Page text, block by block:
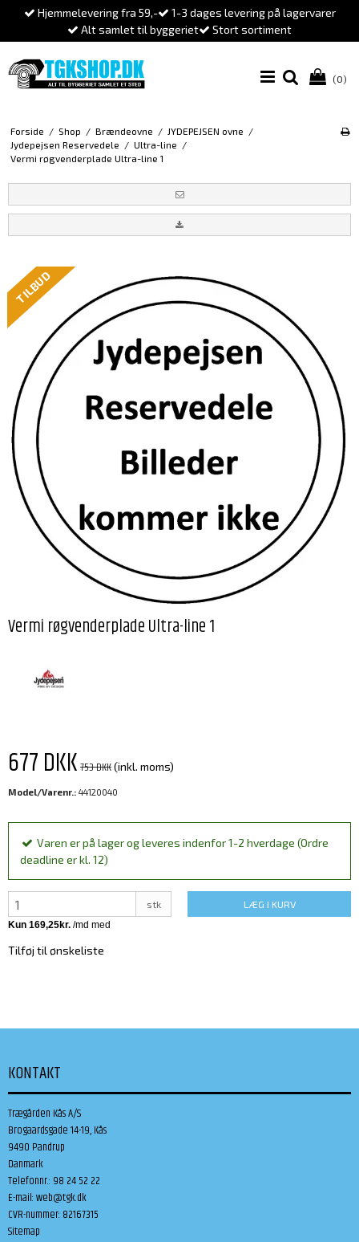
Hjemmelevering fra 59,-
1-3 dages levering på lagervarer
Alt samlet til byggeriet
Stort sortiment
(0)
Forside / Shop / Brændeovne / JYDEPEJSEN ovne /
Jydepejsen Reservedele / Ultra-line /
Vermi røgvenderplade Ultra-line 1
TILBUD
Vermi røgvenderplade Ultra-line 1
677 DKK753 DKK(inkl. moms)
Model/Varenr.: 44120040
Varen er på lager og leveres indenfor 1-2 hverdage (Ordre
deadline er kl. 12)
stk LÆG I KURV
Tilføj til ønskeliste
KONTAKT
Trægården Kås A/S
Brogaardsgade 14-19, Kås
9490 Pandrup
Danmark
Telefonnr.: 98 24 52 22
E-mail:web@tgk.dk
CVR-nummer: 82167315
Sitemap